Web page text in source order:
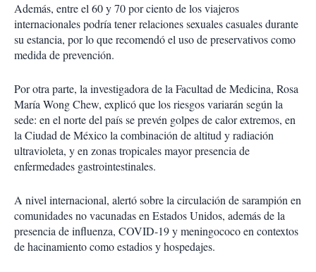
Además, entre el 60 y 70 por ciento de los viajeros
internacionales podría tener relaciones sexuales casuales durante
su estancia, por lo que recomendó el uso de preservativos como
medida de prevención.
Por otra parte, la investigadora de la Facultad de Medicina, Rosa
María Wong Chew, explicó que los riesgos variarán según la
sede: en el norte del país se prevén golpes de calor extremos, en
la Ciudad de México la combinación de altitud y radiación
ultravioleta, y en zonas tropicales mayor presencia de
enfermedades gastrointestinales.
A nivel internacional, alertó sobre la circulación de sarampión en
comunidades no vacunadas en Estados Unidos, además de la
presencia de influenza, COVID-19 y meningococo en contextos
de hacinamiento como estadios y hospedajes.